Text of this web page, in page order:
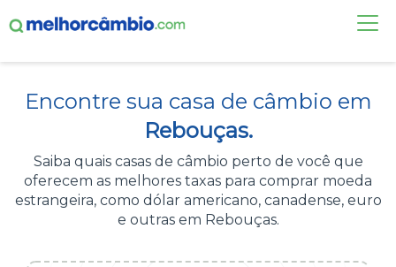
CASAS DE CÂMBIO
DÓLAR HOJE
ALERTA DE CÂMBIO
Encontre sua casa de câmbio em
Rebouças.
Saiba quais casas de câmbio perto de você que
oferecem as melhores taxas para comprar moeda
estrangeira, como dólar americano, canadense, euro
e outras em Rebouças.